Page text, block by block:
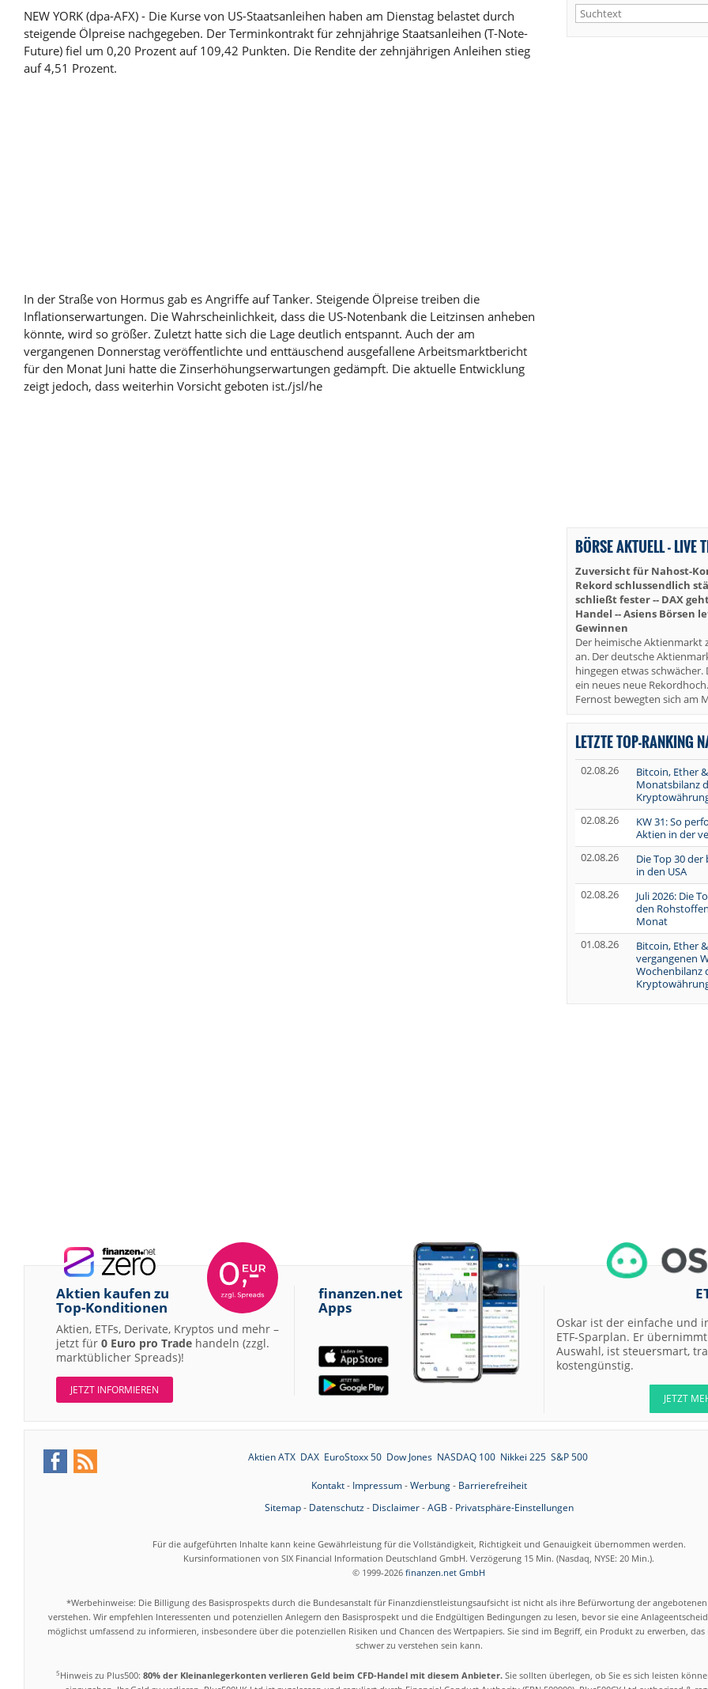
NEW YORK (dpa-AFX) - Die Kurse von US-Staatsanleihen haben am Dienstag belastet durch
steigende Ölpreise nachgegeben. Der Terminkontrakt für zehnjährige Staatsanleihen (T-Note-
Future) fiel um 0,20 Prozent auf 109,42 Punkten. Die Rendite der zehnjährigen Anleihen stieg
auf 4,51 Prozent.
In der Straße von Hormus gab es Angriffe auf Tanker. Steigende Ölpreise treiben die
Inflationserwartungen. Die Wahrscheinlichkeit, dass die US-Notenbank die Leitzinsen anheben
könnte, wird so größer. Zuletzt hatte sich die Lage deutlich entspannt. Auch der am
vergangenen Donnerstag veröffentlichte und enttäuschend ausgefallene Arbeitsmarktbericht
für den Monat Juni hatte die Zinserhöhungserwartungen gedämpft. Die aktuelle Entwicklung
zeigt jedoch, dass weiterhin Vorsicht geboten ist./jsl/he
BÖRSE AKTUELL - LIVE
Zuversicht für Nahost-
Rekord schlussendlich
schließt fester -- DAX
Handel -- Asiens Börsen
Gewinnen
Der heimische Aktienmarkt
an. Der deutsche
hingegen etwas schwächer.
ein neues neue
Fernost bewegten sich am
LETZTE TOP-RANKING
02.08.26
Bitcoin, Ether
Monatsbilanz
02.08.26
KW 31: So
Aktien in der
02.08.26
Die Top 30 der
in den USA
02.08.26
Juli 2026: Die
den
Monat
01.08.26
Bitcoin, Ether
vergangenen
Wochenbilanz
Aktien kaufen zu
Top-Konditionen
Aktien, ETFs, Derivate, Kryptos und mehr –
jetzt für 0 Euro pro Trade handeln (zzgl.
marktüblicher Spreads)!
JETZT INFORMIEREN
finanzen.net
Apps
Oskar ist der einfache und
ETF-Sparplan. Er
Auswahl, ist steuersmart,
kostengünstig.
JETZT
Aktien ATX DAX EuroStoxx 50 Dow Jones NASDAQ 100 Nikkei 225 S&P 500
Kontakt- Impressum-Werbung- Barrierefreiheit
Sitemap- Datenschutz- Disclaimer-AGB - Privatsphäre-Einstellungen
Für die aufgeführten Inhalte kann keine Gewährleistung für die Vollständigkeit, Richtigkeit und Genauigkeit übernommen werden.
Kursinformationen von SIX Financial Information Deutschland GmbH. Verzögerung 15 Min. (Nasdaq, NYSE: 20 Min.).
© 1999-2026 finanzen.net GmbH
*Werbehinweise: Die Billigung des Basisprospekts durch die Bundesanstalt für Finanzdienstleistungsaufsicht ist nicht als ihre Befürwortung der
verstehen. Wir empfehlen Interessenten und potenziellen Anlegern den Basisprospekt und die Endgültigen Bedingungen zu lesen, bevor sie eine
möglichst umfassend zu informieren, insbesondere über die potenziellen Risiken und Chancen des Wertpapiers. Sie sind im Begriff, ein Produkt zu erwerben,
schwer zu verstehen sein kann.
5Hinweis zu Plus500: 80% der Kleinanlegerkonten verlieren Geld beim CFD-Handel mit diesem Anbieter.Sie sollten überlegen, ob Sie es sich leisten